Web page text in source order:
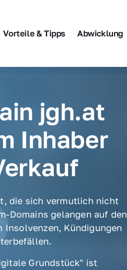
Vorteile & Tipps Abwicklung
jgh.at
Inhaber
die sich vermutlich nicht
Domains gelangen auf den
Insolvenzen, Kündigungen
Grundstück" ist